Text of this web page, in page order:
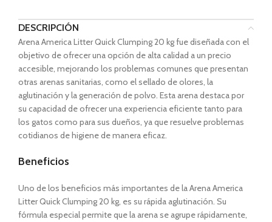
DESCRIPCIÓN
Arena America Litter Quick Clumping 20 kg fue diseñada con el
objetivo de ofrecer una opción de alta calidad a un precio
accesible, mejorando los problemas comunes que presentan
otras arenas sanitarias, como el sellado de olores, la
aglutinación y la generación de polvo. Esta arena destaca por
su capacidad de ofrecer una experiencia eficiente tanto para
los gatos como para sus dueños, ya que resuelve problemas
cotidianos de higiene de manera eficaz.
Beneficios
Uno de los beneficios más importantes de la Arena America
Litter Quick Clumping 20 kg, es su rápida aglutinación. Su
fórmula especial permite que la arena se agrupe rápidamente,